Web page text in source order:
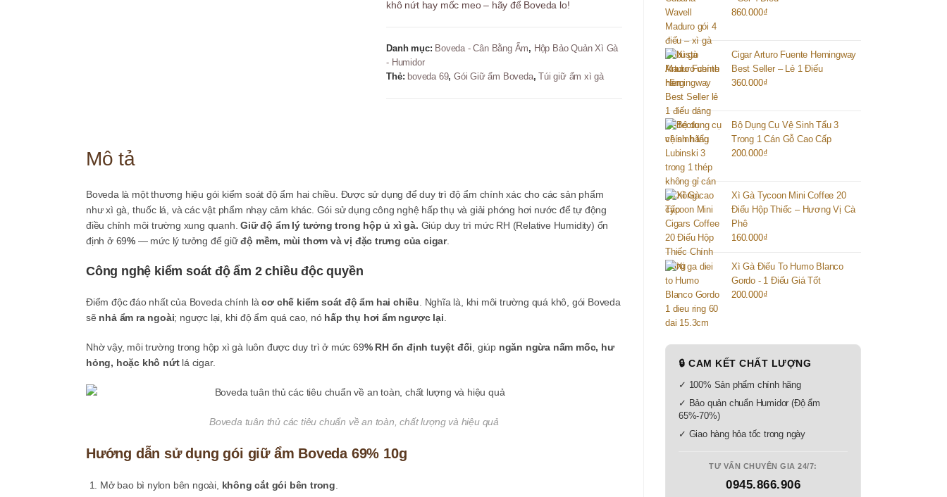
Ẩm
Cho
khô nứt hay mốc meo – hãy để Boveda lo!
Danh mục: Boveda - Cân Bằng Ẩm, Hộp Bảo Quản Xì Gà
- Humidor
Thẻ: boveda 69, Gói Giữ ẩm Boveda,Túi giữ ẩm xì gà
Mô tả
Boveda là một thương hiệu gói kiểm soát độ ẩm hai chiều. Được sử dụng để duy trì độ ẩm chính xác cho các sản phẩm
như xì gà, thuốc lá, và các vật phẩm nhạy cảm khác. Gói sử dụng công nghệ hấp thụ và giải phóng hơi nước để tự động
điều chỉnh môi trường xung quanh.Giữ độ ẩm lý tưởng trong hộp ủ xì gà. Giúp duy trì mức RH (Relative Humidity) ổn
định ở 69% — mức lý tưởng để giữđộ mềm, mùi thơm và vị đặc trưng của cigar.
Công nghệ kiểm soát độ ẩm 2 chiều độc quyền
Điểm độc đáo nhất của Boveda chính làcơ chế kiểm soát độ ẩm hai chiều . Nghĩa là, khi môi trường quá khô, gói Boveda
sẽ nhả ẩm ra ngoài; ngược lại, khi độ ẩm quá cao, nó hấp thụ hơi ẩm ngược lại
Nhờ vậy, môi trường trong hộp xì gà luôn được duy trì ở mức 69% RH ổn định tuyệt đối , giúp ngăn ngừa nấm mốc, hư
hỏng, hoặc khô nứtlá cigar.
Boveda tuân thủ các tiêu chuẩn về an toàn, chất lượng và hiệu quả
Hướng dẫn sử dụng gói giữ ẩm Boveda 69% 10g
Mở bao bì nylon bên ngoài, không cắt gói bên trong
860.000₫
Cigar Arturo Fuente Hemingway
Best Seller – Lẻ 1 Điếu
360.000₫
Bộ Dụng Cụ Vệ Sinh Tẩu 3
Trong 1 Cán Gỗ Cao Cấp
200.000₫
Xì Gà Tycoon Mini Coffee 20
Điếu Hộp Thiếc – Hương Vị Cà
Phê
160.000₫
Xì Gà Điếu To Humo Blanco
Gordo - 1 Điếu Giá Tốt
200.000₫
🔒 CAM KẾT CHẤT LƯỢNG
✓ 100% Sản phẩm chính hãng
✓ Bảo quản chuẩn Humidor (Độ ẩm
65%-70%)
✓ Giao hàng hỏa tốc trong ngày
TƯ VẤN CHUYÊN GIA 24/7:
0945.866.906